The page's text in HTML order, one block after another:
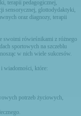
terapii pedagogicznej,
sensorycznej, glottodydaktyki,
oraz diagnozy, terapii
swoimi rówieśnikami z różnego
sportowych na szczeblu
w nich wiele sukcesów.
i wiadomości, które:
potrzeb życiowych,